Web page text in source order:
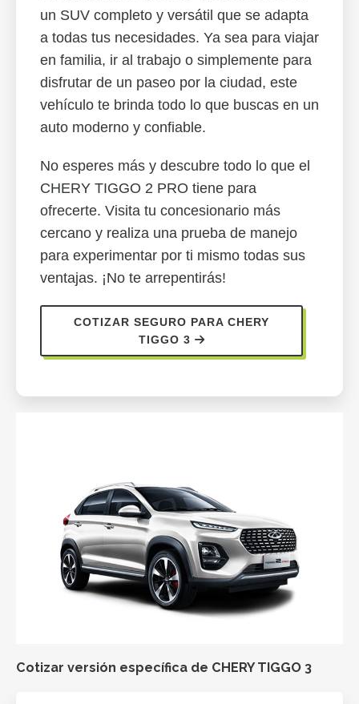
un SUV completo y versátil que se adapta
a todas tus necesidades. Ya sea para viajar
en familia, ir al trabajo o simplemente para
disfrutar de un paseo por la ciudad, este
vehículo te brinda todo lo que buscas en un
auto moderno y confiable.
No esperes más y descubre todo lo que el
CHERY TIGGO 2 PRO tiene para
ofrecerte. Visita tu concesionario más
cercano y realiza una prueba de manejo
para experimentar por ti mismo todas sus
ventajas. ¡No te arrepentirás!
COTIZAR SEGURO PARA CHERY
TIGGO 3
Cotizar versión específica de CHERY TIGGO 3